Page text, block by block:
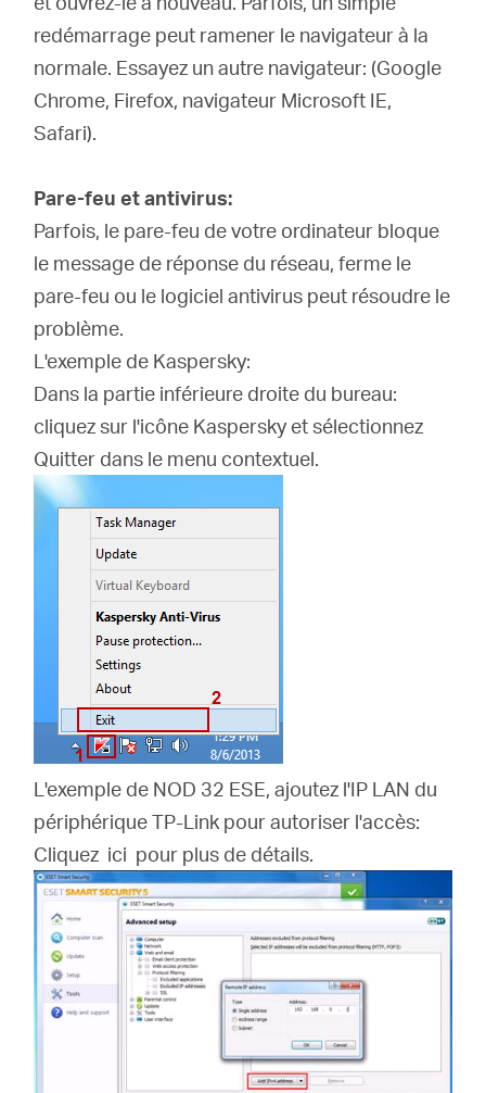
redémarrage peut ramener le navigateur à la
normale. Essayez un autre navigateur: (Google
Chrome, Firefox, navigateur Microsoft IE,
Safari).
Pare-feu et antivirus:
Parfois, le pare-feu de votre ordinateur bloque
le message de réponse du réseau, ferme le
pare-feu ou le logiciel antivirus peut résoudre le
problème.
L'exemple de Kaspersky:
Dans la partie inférieure droite du bureau:
cliquez sur l'icône Kaspersky et sélectionnez
Quitter dans le menu contextuel.
L'exemple de NOD 32 ESE, ajoutez l'IP LAN du
périphérique TP-Link pour autoriser l'accès:
Cliquez ici pour plus de détails.